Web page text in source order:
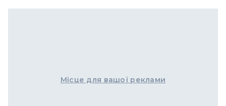
Місце для вашої реклами